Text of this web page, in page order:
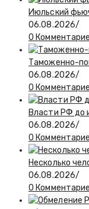
Июльский
06.08.2026/
0
Таможенно-
06.08.2026/
0
Власти РФ до
06.08.2026/
0
Несколько
06.08.2026/
0